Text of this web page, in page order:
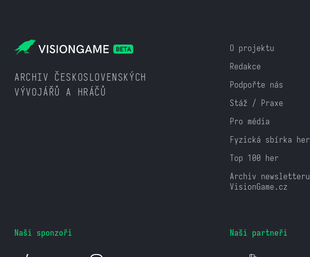
ARCHIV ČESKOSLOVENSKÝCH
VÝVOJÁŘŮ A HRÁČŮ
O projektu
Redakce
Podpořte nás
Stáž / Praxe
Pro média
Fyzická sbírka her
Top 100 her
Archiv newsletteru
VisionGame.cz
Naši sponzoři Naši partneři